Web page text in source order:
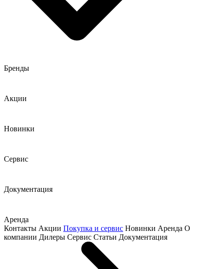
Бренды
Акции
Новинки
Сервис
Документация
Аренда
Контакты Акции Покупка и сервис Новинки Аренда О
компании Дилеры Сервис Статьи Документация